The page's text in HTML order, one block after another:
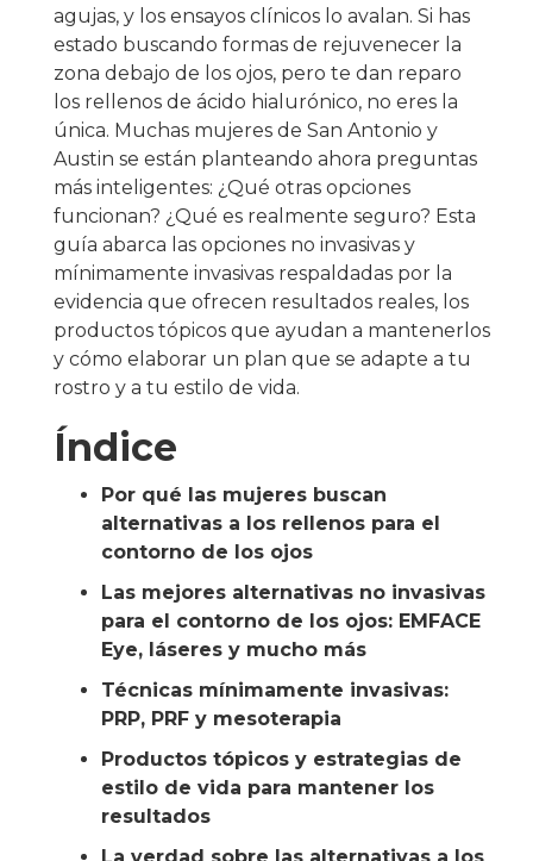
agujas, y los ensayos clínicos lo avalan. Si has
estado buscando formas de rejuvenecer la
zona debajo de los ojos, pero te dan reparo
los rellenos de ácido hialurónico, no eres la
única. Muchas mujeres de San Antonio y
Austin se están planteando ahora preguntas
más inteligentes: ¿Qué otras opciones
funcionan? ¿Qué es realmente seguro? Esta
guía abarca las opciones no invasivas y
mínimamente invasivas respaldadas por la
evidencia que ofrecen resultados reales, los
productos tópicos que ayudan a mantenerlos
y cómo elaborar un plan que se adapte a tu
rostro y a tu estilo de vida.
Índice
Por qué las mujeres buscan
alternativas a los rellenos para el
contorno de los ojos
Las mejores alternativas no invasivas
para el contorno de los ojos: EMFACE
Eye, láseres y mucho más
Técnicas mínimamente invasivas:
PRP, PRF y mesoterapia
Productos tópicos y estrategias de
estilo de vida para mantener los
resultados